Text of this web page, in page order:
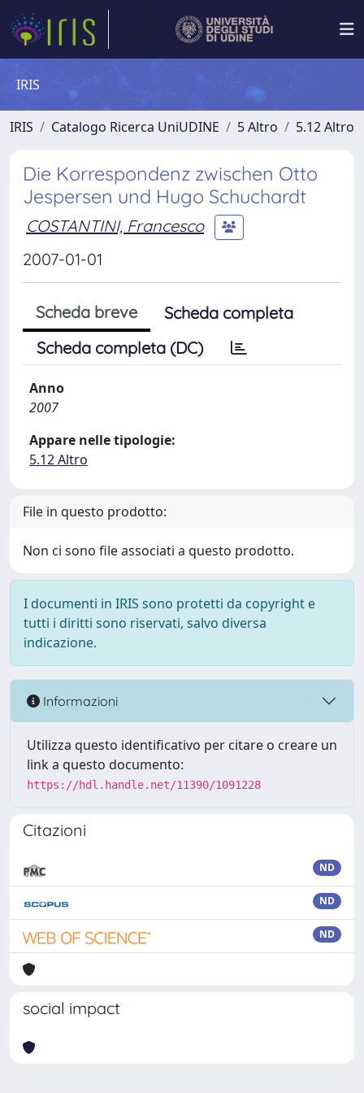
IRIS
IRIS Catalogo Ricerca UniUDINE 5 Altro 5.12 Altro
Die Korrespondenz zwischen Otto
Jespersen und Hugo Schuchardt
COSTANTINI, Francesco
2007-01-01
Scheda breve
Scheda completa
Scheda completa (DC)
Anno
2007
Appare nelle tipologie:
5.12 Altro
File in questo prodotto:
Non ci sono file associati a questo prodotto.
I documenti in IRIS sono protetti da copyright e
tutti i diritti sono riservati, salvo diversa
indicazione.
Informazioni
Utilizza questo identificativo per citare o creare un
link a questo documento:
https://hdl.handle.net/11390/1091228
Citazioni
ND
ND
ND
social impact